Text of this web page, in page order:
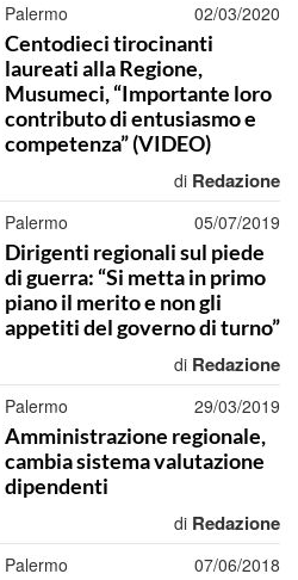
Palermo 02/03/2020
Centodieci tirocinanti
laureati alla Regione,
Musumeci, “Importante loro
contributo di entusiasmo e
competenza” (VIDEO)
di Redazione
Palermo 05/07/2019
Dirigenti regionali sul piede
di guerra: “Si metta in primo
piano il merito e non gli
appetiti del governo di turno”
di Redazione
Palermo 29/03/2019
Amministrazione regionale,
cambia sistema valutazione
dipendenti
di Redazione
Palermo 07/06/2018